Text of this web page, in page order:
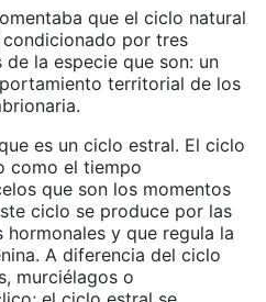
que el ciclo natural
por tres
la especie que son: un
territorial de los
es un ciclo estral. El ciclo
como el tiempo
que son los momentos
ciclo se produce por las
y que regula la
A diferencia del ciclo
murciélagos o